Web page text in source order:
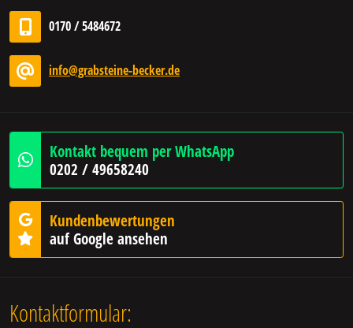
0170 / 5484672
info@grabsteine-becker.de
Kontakt bequem per WhatsApp
0202 / 49658240
Kundenbewertungen
auf Google ansehen
Kontaktformular: